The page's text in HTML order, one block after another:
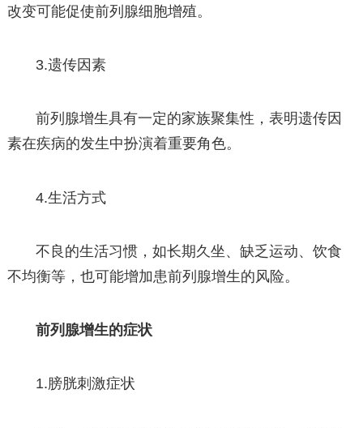
改变可能促使前列腺细胞增殖。
3.遗传因素
前列腺增生具有一定的家族聚集性，表明遗传因
素在疾病的发生中扮演着重要角色。
4.生活方式
不良的生活习惯，如长期久坐、缺乏运动、饮食
不均衡等，也可能增加患前列腺增生的风险。
前列腺增生的症状
1.膀胱刺激症状